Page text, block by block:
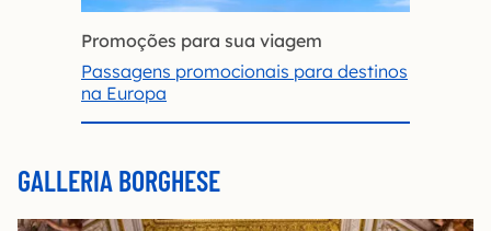
Promoções para sua viagem
Passagens promocionais para destinos
na Europa
GALLERIA BORGHESE